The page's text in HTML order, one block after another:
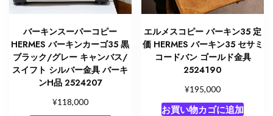
バーキンスーパーコピー
HERMES バーキンカーゴ35 黒
ブラック/グレー キャンバス/
スイフト シルバー金具 バーキ
ンH品 2524207
¥118,000
エルメスコピー バーキン35 定
価 HERMES バーキン35 セサミ
コードバン ゴールド金具
2524190
¥195,000
お買い物カゴに追加